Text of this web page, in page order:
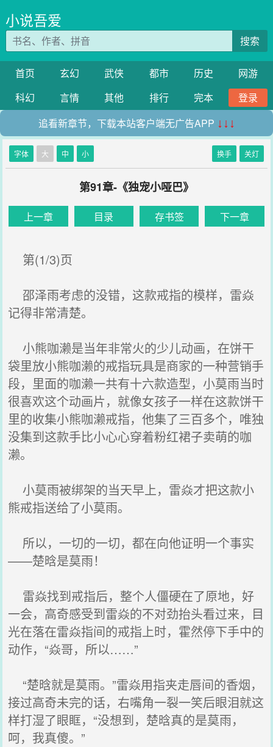
小说吾爱
搜索
首页 玄幻 武侠 都市 历史
网游
科幻
言情 其他 排行 完本
登录
追看新章节，下载本站客户端无广告APP ↓↓↓
字体 大 中 小 换手 关灯
第91章-《独宠小哑巴》
上一章 目录 存书签 下一章
第(1/3)页
邵泽雨考虑的没错，这款戒指的模样，雷焱
记得非常清楚。
小熊咖濑是当年非常火的少儿动画，在饼干
袋里放小熊咖濑的戒指玩具是商家的一种营销手
段，里面的咖濑一共有十六款造型，小莫雨当时
很喜欢这个动画片，就像女孩子一样在这款饼干
里的收集小熊咖濑戒指，他集了三百多个，唯独
没集到这款手比小心心穿着粉红裙子卖萌的咖
濑。
小莫雨被绑架的当天早上，雷焱才把这款小
熊戒指送给了小莫雨。
所以，一切的一切，都在向他证明一个事实
——楚晗是莫雨！
雷焱找到戒指后，整个人僵硬在了原地，好
一会，高奇感受到雷焱的不对劲抬头看过来，目
光在落在雷焱指间的戒指上时，霍然停下手中的
动作，“焱哥，所以……”
“楚晗就是莫雨。”雷焱用指夹走唇间的香烟，
接过高奇未完的话，右嘴角一裂一笑后眼泪就这
样打湿了眼眶，“没想到，楚晗真的是莫雨，
呵，我真傻。”